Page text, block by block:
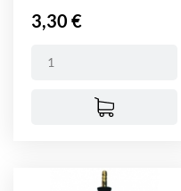
Prix
3,30 €